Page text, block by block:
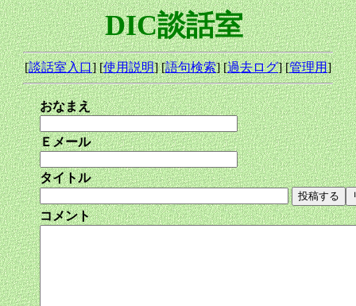
DIC談話室
[談話室入口] [使用説明] [語句検索] [過去ログ] [管理用]
おなまえ
Ｅメール
タイトル
コメント